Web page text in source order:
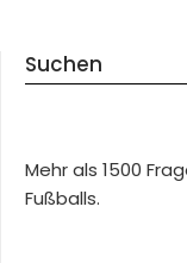
Suchen
Mehr als 1500
Fußballs.